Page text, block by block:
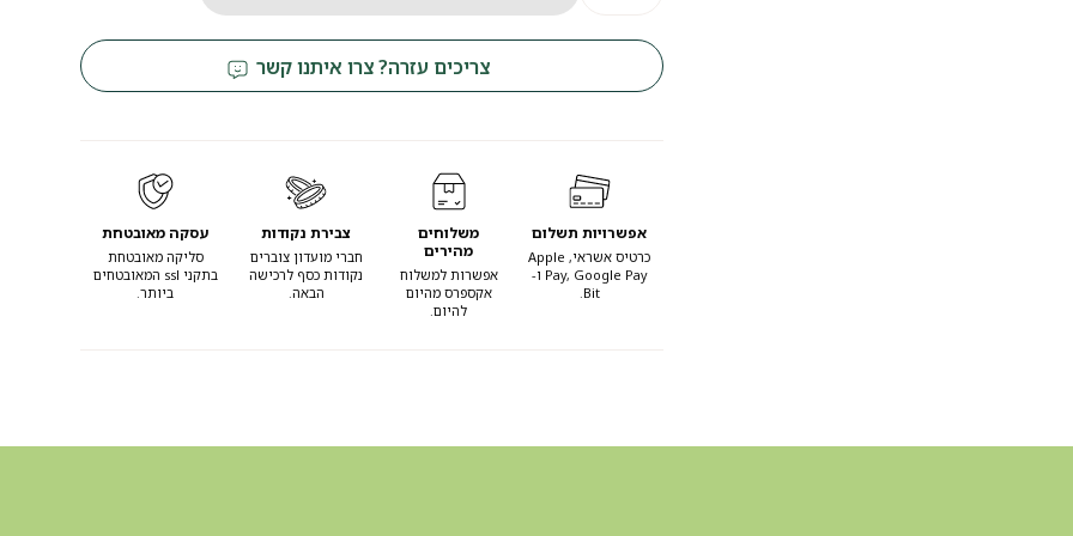
צריכים עזרה? צרו איתנו קשר
אפשרויות תשלום
כרטיס אשראי, Apple
Pay, Google Pay ו-
Bit.
משלוחים
מהירים
אפשרות למשלוח
אקספרס מהיום
להיום.
צבירת נקודות
חברי מועדון צוברים
נקודות כסף לרכישה
הבאה.
עסקה מאובטחת
סליקה מאובטחת
בתקני ssl המאובטחים
ביותר.